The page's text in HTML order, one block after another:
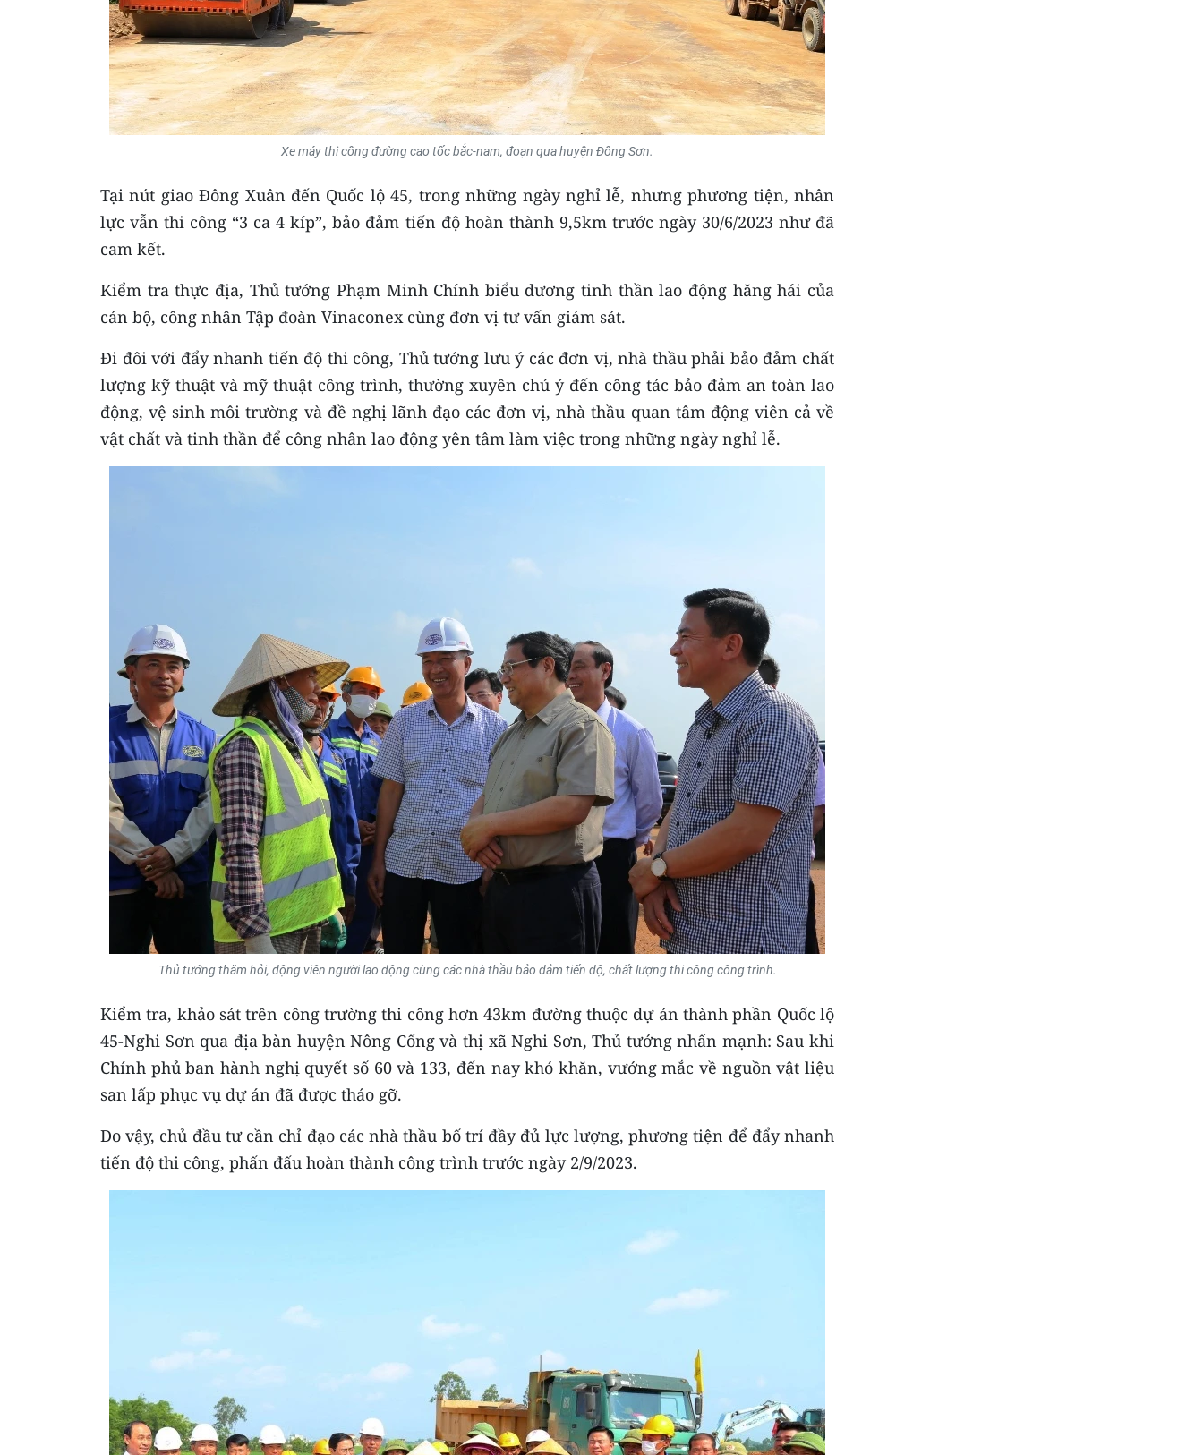
Xe máy thi công đường cao tốc bắc-nam, đoạn qua huyện Đông Sơn.
Tại nút giao Đông Xuân đến Quốc lộ 45, trong những ngày nghỉ lễ, nhưng phương tiện, nhân
lực vẫn thi công “3 ca 4 kíp”, bảo đảm tiến độ hoàn thành 9,5km trước ngày 30/6/2023 như đã
cam kết.
Kiểm tra thực địa, Thủ tướng Phạm Minh Chính biểu dương tinh thần lao động hăng hái của
cán bộ, công nhân Tập đoàn Vinaconex cùng đơn vị tư vấn giám sát.
Đi đôi với đẩy nhanh tiến độ thi công, Thủ tướng lưu ý các đơn vị, nhà thầu phải bảo đảm chất
lượng kỹ thuật và mỹ thuật công trình, thường xuyên chú ý đến công tác bảo đảm an toàn lao
động, vệ sinh môi trường và đề nghị lãnh đạo các đơn vị, nhà thầu quan tâm động viên cả về
vật chất và tinh thần để công nhân lao động yên tâm làm việc trong những ngày nghỉ lễ.
Thủ tướng thăm hỏi, động viên người lao động cùng các nhà thầu bảo đảm tiến độ, chất lượng thi công công trình.
Kiểm tra, khảo sát trên công trường thi công hơn 43km đường thuộc dự án thành phần Quốc lộ
45-Nghi Sơn qua địa bàn huyện Nông Cống và thị xã Nghi Sơn, Thủ tướng nhấn mạnh: Sau khi
Chính phủ ban hành nghị quyết số 60 và 133, đến nay khó khăn, vướng mắc về nguồn vật liệu
san lấp phục vụ dự án đã được tháo gỡ.
Do vậy, chủ đầu tư cần chỉ đạo các nhà thầu bố trí đầy đủ lực lượng, phương tiện để đẩy nhanh
tiến độ thi công, phấn đấu hoàn thành công trình trước ngày 2/9/2023.